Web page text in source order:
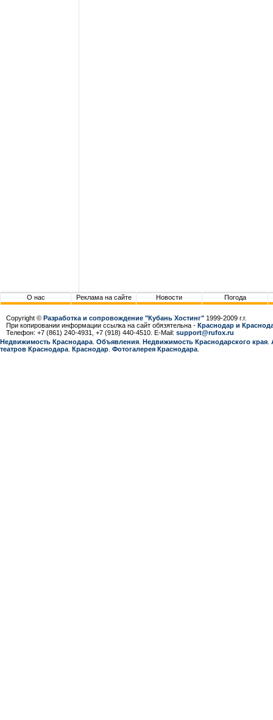
О нас Реклама на сайте Новости Погода
Copyright © Разработка и сопровождение "Кубань Хостинг" 1999-2009 г.г.
При копировании информации ссылка на сайт обязятельна - Краснодар и
Телефон: +7 (861) 240-4931, +7 (918) 440-4510. E-Mail: support@rufox.ru
Недвижимость Краснодара Объявления Недвижимость Краснодарcкого края
театров Краснодара Краснодар Фотогалерея Краснодара